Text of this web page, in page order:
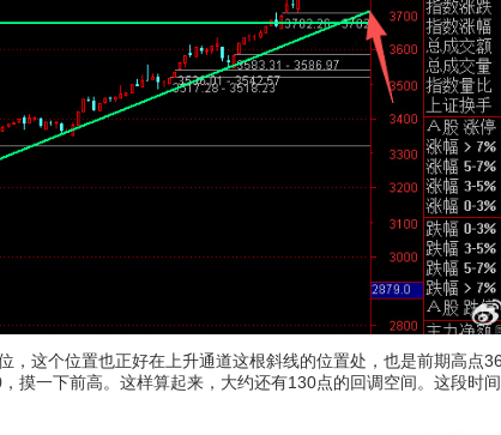
，这个位置也正好在上升通道这根斜线的位置处，也是前期高点
摸一下前高。这样算起来，大约还有130点的回调空间。这段时间